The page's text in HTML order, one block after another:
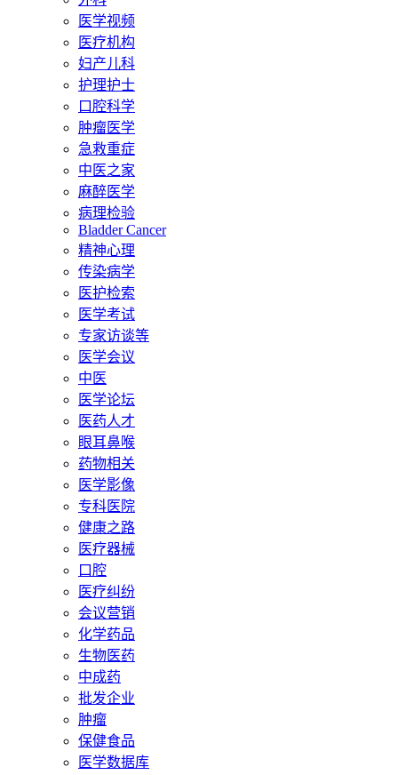
医学视频
医疗机构
妇产儿科
护理护士
口腔科学
肿瘤医学
急救重症
中医之家
麻醉医学
病理检验
Bladder Cancer
精神心理
传染病学
医护检索
医学考试
专家访谈等
医学会议
中医
医学论坛
医药人才
眼耳鼻喉
药物相关
医学影像
专科医院
健康之路
医疗器械
口腔
医疗纠纷
会议营销
化学药品
生物医药
中成药
批发企业
肿瘤
保健食品
医学数据库